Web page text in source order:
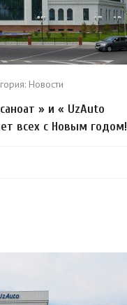
Новости
» и « UzAuto
всех с Новым годом!